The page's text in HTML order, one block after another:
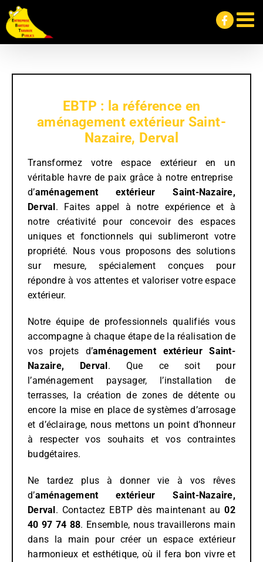
Passer
au
contenu
EBTP : la référence en
aménagement extérieur Saint-
Nazaire, Derval
Transformez votre espace extérieur en un
véritable havre de paix grâce à notre entreprise
d’aménagement extérieurSaint-Nazaire,
Derval. Faites appel à notre expérience et à
notre créativité pour concevoir des espaces
uniques et fonctionnels qui sublimeront votre
propriété. Nous vous proposons des solutions
sur mesure, spécialement conçues pour
répondre à vos attentes et valoriser votre espace
extérieur.
Notre équipe de professionnels qualifiés vous
accompagne à chaque étape de la réalisation de
vos projets d’aménagement extérieurSaint-
Nazaire, Derval. Que ce soit pour
l’aménagement paysager, l’installation de
terrasses, la création de zones de détente ou
encore la mise en place de systèmes d’arrosage
et d’éclairage, nous mettons un point d’honneur
à respecter vos souhaits et vos contraintes
budgétaires.
Ne tardez plus à donner vie à vos rêves
d’aménagement extérieurSaint-Nazaire,
Derval. Contactez EBTP dès maintenant au02
40 97 74 88. Ensemble, nous travaillerons main
dans la main pour créer un espace extérieur
harmonieux et esthétique, où il fera bon vivre et